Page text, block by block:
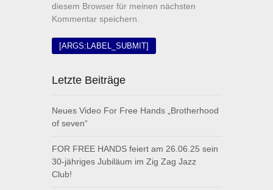
diesem Browser für meinen nächsten
Kommentar speichern.
Letzte Beiträge
Neues Video For Free Hands „Brotherhood
of seven“
FOR FREE HANDS feiert am 26.06.25 sein
30-jähriges Jubiläum im Zig Zag Jazz
Club!